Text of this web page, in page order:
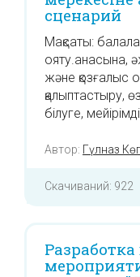
сценарий
Мақсаты:
ояту.анасына,
және қозғалыс
қалыптастыру,
білуге,
Автор: Гүлназ
Скачиваний: 922